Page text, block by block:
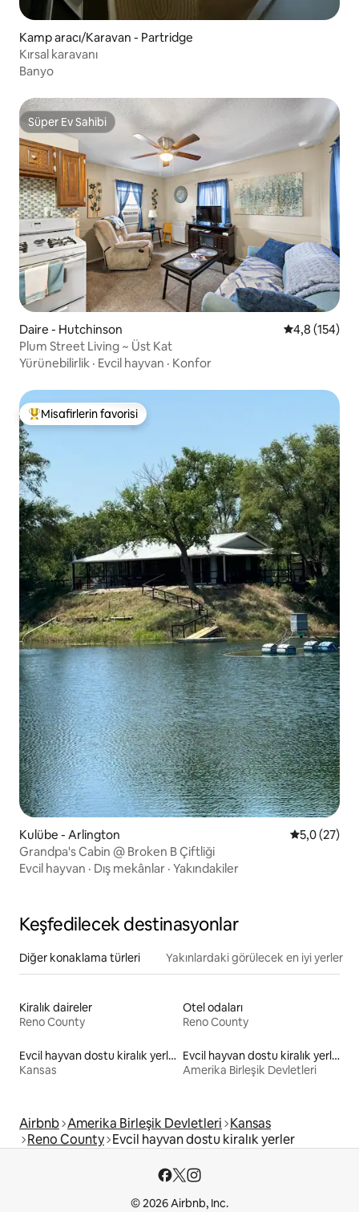
Kamp aracı/Karavan - Partridge
Kırsal karavanı
Banyo
Süper Ev Sahibi
Süper Ev Sahibi
Daire - Hutchinson 5 üzerinden
4,8 (154)
Plum Street Living ~ Üst Kat
Yürünebilirlik · Evcil hayvan · Konfor
Misafirlerin favorilerinden en beğenilenler arasında
Misafirlerin favorisi
Kulübe - Arlington 5 üzerinden
5,0 (27)
Grandpa's Cabin @ Broken B Çiftliği
Evcil hayvan · Dış mekânlar · Yakındakiler
Keşfedilecek destinasyonlar
Diğer konaklama türleri Yakınlardaki görülecek en iyi yerler
Kiralık daireler
Reno County
Otel odaları
Reno County
Evcil hayvan dostu kiralık yerler
Kansas
Evcil hayvan dostu kiralık yerler
Amerika Birleşik Devletleri
Airbnb Amerika Birleşik Devletleri Kansas
Reno County Evcil hayvan dostu kiralık yerler
© 2026 Airbnb, Inc.